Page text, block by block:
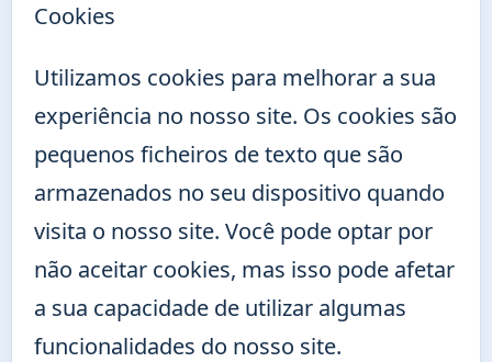
Cookies
Utilizamos cookies para melhorar a sua
experiência no nosso site. Os cookies são
pequenos ficheiros de texto que são
armazenados no seu dispositivo quando
visita o nosso site. Você pode optar por
não aceitar cookies, mas isso pode afetar
a sua capacidade de utilizar algumas
funcionalidades do nosso site.